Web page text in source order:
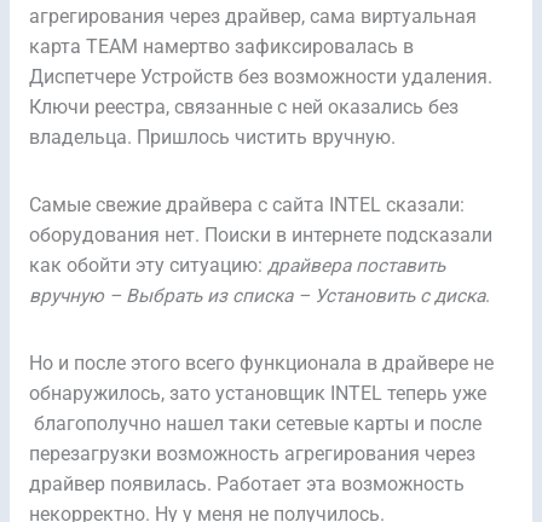
агрегирования через драйвер, сама виртуальная
карта TEAM намертво зафиксировалась в
Диспетчере Устройств без возможности удаления.
Ключи реестра, связанные с ней оказались без
владельца. Пришлось чистить вручную.
Самые свежие драйвера с сайта INTEL сказали:
оборудования нет. Поиски в интернете подсказали
как обойти эту ситуацию: драйвера поставить
вручную – Выбрать из списка – Установить с диска.
Но и после этого всего функционала в драйвере не
обнаружилось, зато установщик INTEL теперь уже
благополучно нашел таки сетевые карты и после
перезагрузки возможность агрегирования через
драйвер появилась. Работает эта возможность
некорректно. Ну у меня не получилось.